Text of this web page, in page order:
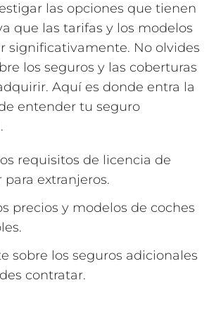
las opciones que tienen
que las tarifas y los modelos
significativamente. No olvides
los seguros y las coberturas
Aquí es donde entra la
entender tu seguro
requisitos de licencia de
para extranjeros.
precios y modelos de coches
sobre los seguros adicionales
contratar.